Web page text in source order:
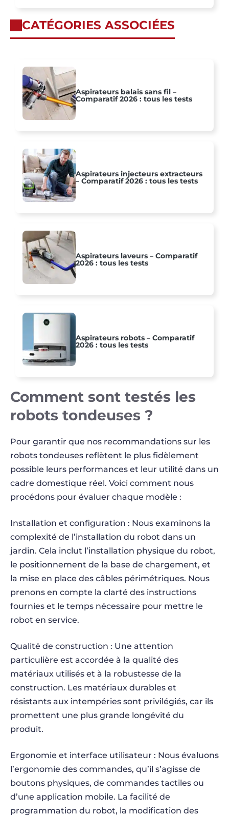
CATÉGORIES ASSOCIÉES
Aspirateurs balais sans fil –
Comparatif 2026 : tous les tests
Aspirateurs injecteurs extracteurs
– Comparatif 2026 : tous les tests
Aspirateurs laveurs – Comparatif
2026 : tous les tests
Aspirateurs robots – Comparatif
2026 : tous les tests
Comment sont testés les
robots tondeuses ?
Pour garantir que nos recommandations sur les
robots tondeuses reflètent le plus fidèlement
possible leurs performances et leur utilité dans un
cadre domestique réel. Voici comment nous
procédons pour évaluer chaque modèle :
Installation et configuration : Nous examinons la
complexité de l’installation du robot dans un
jardin. Cela inclut l’installation physique du robot,
le positionnement de la base de chargement, et
la mise en place des câbles périmétriques. Nous
prenons en compte la clarté des instructions
fournies et le temps nécessaire pour mettre le
robot en service.
Qualité de construction : Une attention
particulière est accordée à la qualité des
matériaux utilisés et à la robustesse de la
construction. Les matériaux durables et
résistants aux intempéries sont privilégiés, car ils
promettent une plus grande longévité du
produit.
Ergonomie et interface utilisateur : Nous évaluons
l’ergonomie des commandes, qu’il s’agisse de
boutons physiques, de commandes tactiles ou
d’une application mobile. La facilité de
programmation du robot, la modification des